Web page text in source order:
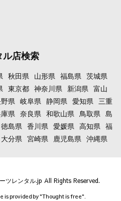
ル店検索
秋田県 山形県 福島県 茨城県
東京都 神奈川県 新潟県 富山
県 岐阜県 静岡県 愛知県 三重
県 奈良県 和歌山県 鳥取県 島
徳島県 香川県 愛媛県 高知県 福
大分県 宮崎県 鹿児島県 沖縄県
ツレンタル.jp All Rights Reserved.
is provided by "Thought is free".